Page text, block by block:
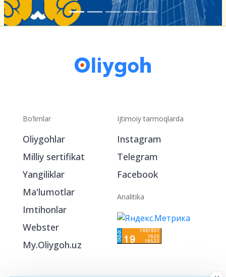
Bo‘limlar
Oliygohlar
Milliy sertifikat
Yangiliklar
Ma'lumotlar
Imtihonlar
Webster
My.Oliygoh.uz
Ijtimoiy tarmoqlarda
Instagram
Telegram
Facebook
Analitika